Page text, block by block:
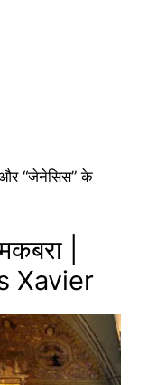
“जेनेसिस” के
|
Xavier